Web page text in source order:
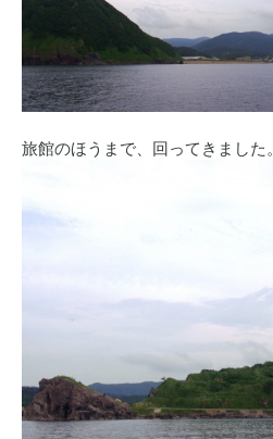
旅館のほうまで、回ってきました。